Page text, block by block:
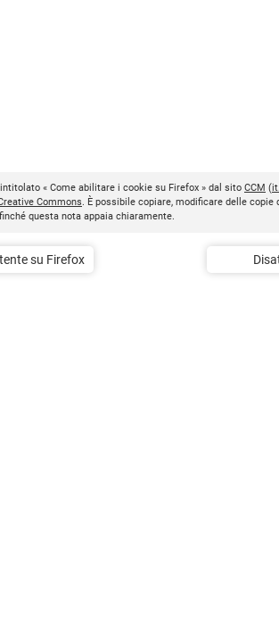
« Come abilitare i cookie su Firefox » dal sito CCM (
Commons. È possibile copiare, modificare delle
questa nota appaia chiaramente.
su Firefox